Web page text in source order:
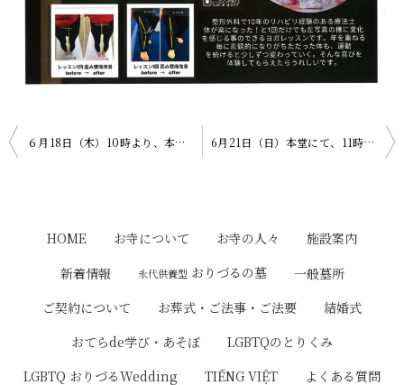
投
ョ
６月18日（木）10時より、本堂にて「おてらdeやさしいヨガ」があります。 6月21日（日）本堂にて、11時45分より「おりづるのおてらんち」があります。
HOME お寺について お寺の人々
施設案内
新着情報
永代供養型 おりづるの墓
一般墓所
ご契約について
お葬式・ご法事・ご法要
結婚式
おてらde学び・あそぼ
LGBTQのとりくみ
LGBTQ おりづるWedding
TIẾNG VIỆT よくある質問